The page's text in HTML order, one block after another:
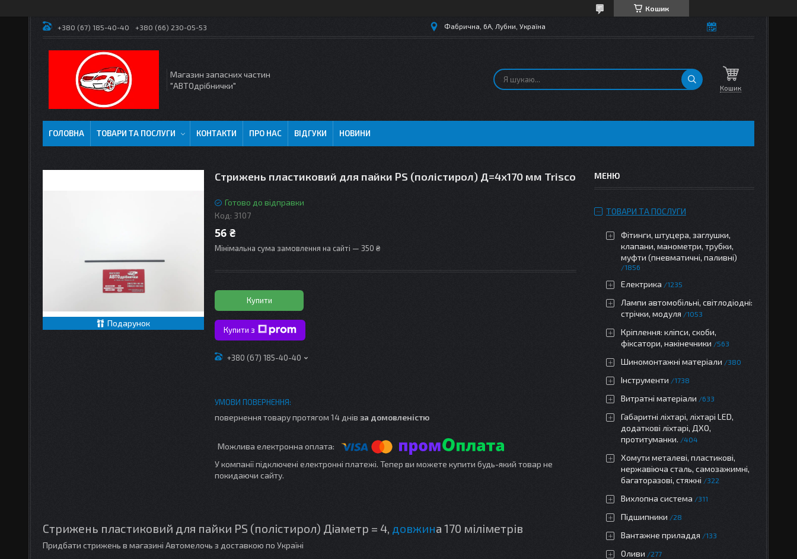
Кошик
+380 (67) 185-40-40 +380 (66) 230-05-53 Фабрична, 6А, Лубни, Україна
Магазин запасних частин
"АВТОдрібнички"
Кошик
ГОЛОВНА ТОВАРИ ТА ПОСЛУГИ КОНТАКТИ ПРО НАС ВІДГУКИ НОВИНИ
Подарунок
Стрижень пластиковий для пайки PS (полістирол) Д=4х170 мм Trisco
Готово до відправки
Код: 3107
56 ₴
Мінімальна сума замовлення на сайті — 350 ₴
Купити
Купити з
+380 (67) 185-40-40
повернення товару протягом 14 днів за домовленістю
У компанії підключені електронні платежі. Тепер ви можете купити будь-який товар не
покидаючи сайту.
Стрижень пластиковий для пайки PS (полістирол) Діаметр = 4, довжина 170 міліметрів
Придбати стрижень в магазині Автомелочь з доставкою по Україні
ТОВАРИ ТА ПОСЛУГИ
Фітинги, штуцера, заглушки,
клапани, манометри, трубки,
муфти (пневматичні, паливні)
1856
Електрика 1235
Лампи автомобільні, світлодіодні:
стрічки, модуля
1053
Кріплення: кліпси, скоби,
фіксатори, накінечники
563
Шиномонтажні матеріали 380
Інструменти 1738
Витратні матеріали 633
Габаритні ліхтарі, ліхтарі LED,
додаткові ліхтарі, ДХО,
протитуманки.
404
Хомути металеві, пластикові,
нержавіюча сталь, самозажимні,
багаторазові, стяжні
322
Вихлопна система 311
Підшипники 28
Вантажне приладдя 133
Оливи 277